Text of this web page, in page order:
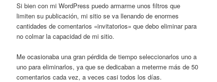
Si bien con mi WordPress puedo armarme unos filtros que
limiten su publicación, mi sitio se va llenando de enormes
cantidades de comentarios «invitatorios» que debo eliminar para
no colmar la capacidad de mi sitio.
Me ocasionaba una gran pérdida de tiempo seleccionarlos uno a
uno para eliminarlos, ya que se dedicaban a meterme más de 50
comentarios cada vez, a veces casi todos los días.